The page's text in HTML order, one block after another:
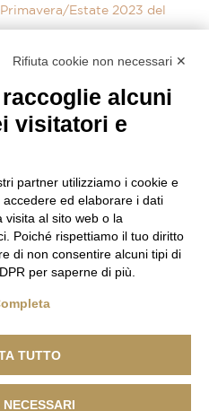
Estate 2023 del
MASTER TAILORS 2023 X
PALAZZO GROMO LOSA,
BIELLA
Via Cernaia, 40 - 13900 Biella -
Rifiuta cookie non necessari ✕
alcuni
visitatori e
partner utilizziamo i cookie e
ed elaborare i dati
visita al sito web o la
Poiché rispettiamo il tuo diritto
di non consentire alcuni tipi di
per saperne di più.
TUTTO